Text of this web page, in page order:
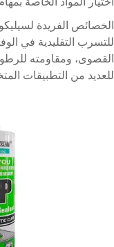
للتسرب التقليدية في
للعديد من التطبيقات